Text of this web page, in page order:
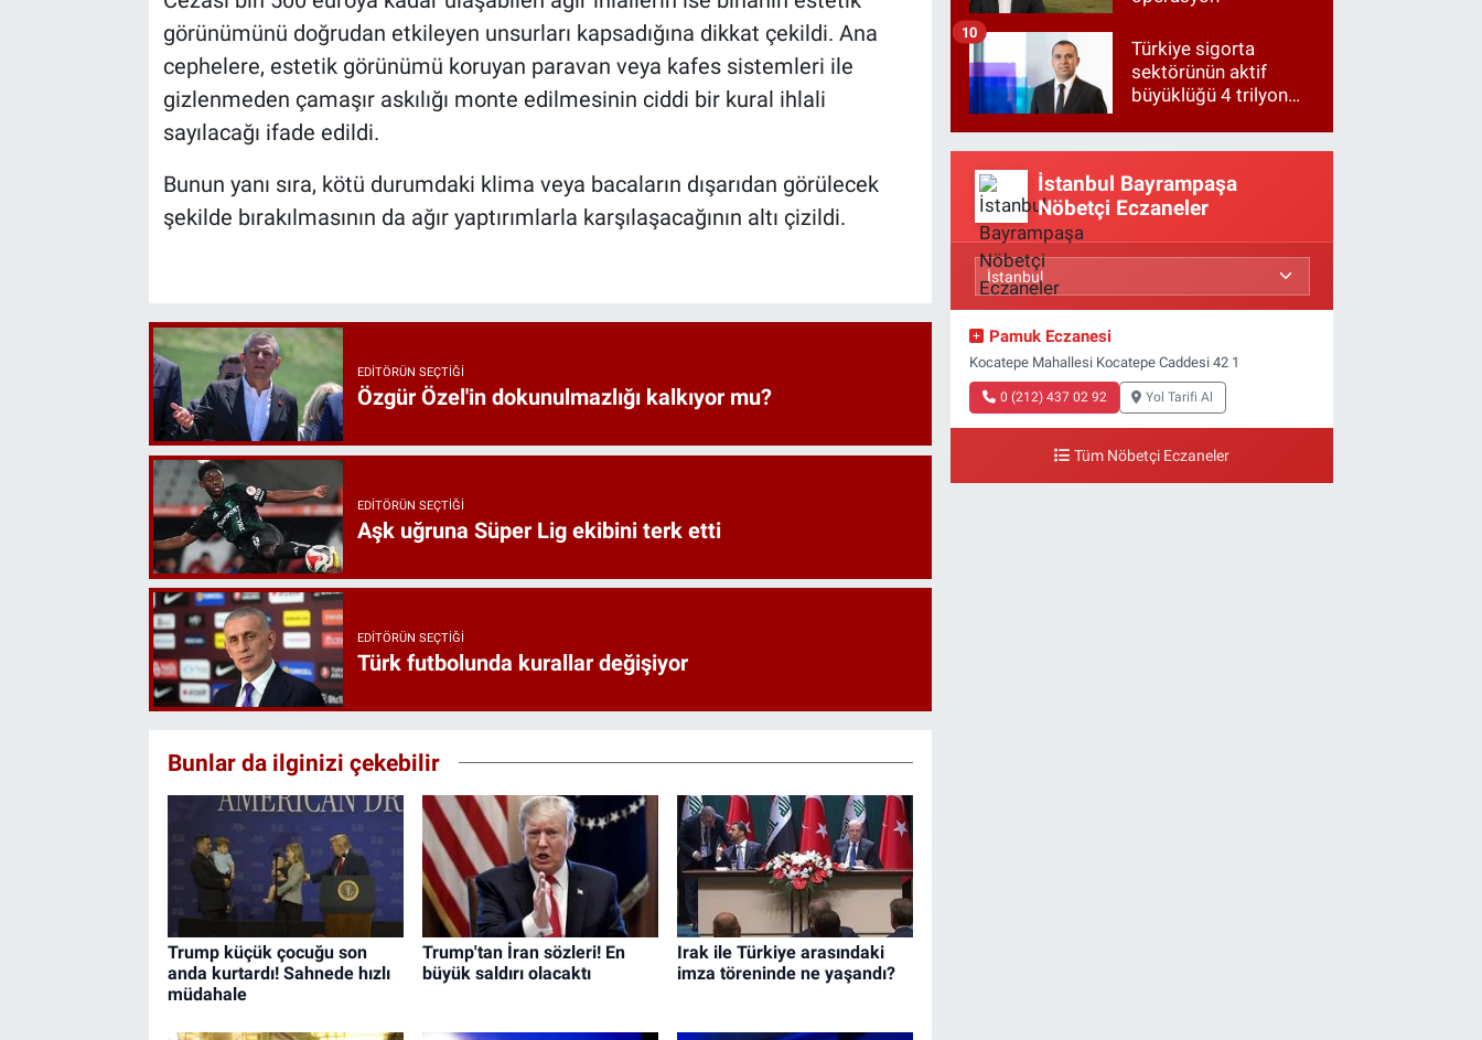
görünümünü doğrudan etkileyen unsurları kapsadığına dikkat çekildi. Ana
cephelere, estetik görünümü koruyan paravan veya kafes sistemleri ile
gizlenmeden çamaşır askılığı monte edilmesinin ciddi bir kural ihlali
sayılacağı ifade edildi.
Bunun yanı sıra, kötü durumdaki klima veya bacaların dışarıdan görülecek
şekilde bırakılmasının da ağır yaptırımlarla karşılaşacağının altı çizildi.
EDITÖRÜN SEÇTIĞI
Özgür Özel'in dokunulmazlığı kalkıyor mu?
EDITÖRÜN SEÇTIĞI
Aşk uğruna Süper Lig ekibini terk etti
EDITÖRÜN SEÇTIĞI
Türk futbolunda kurallar değişiyor
Bunlar da ilginizi çekebilir
Trump küçük çocuğu son
anda kurtardı! Sahnede hızlı
müdahale
Trump'tan İran sözleri! En
büyük saldırı olacaktı
Irak ile Türkiye arasındaki
imza töreninde ne yaşandı?
Türkiye sigorta
sektörünün aktif
büyüklüğü 4 trilyon
10
İstanbul Bayrampaşa
Nöbetçi Eczaneler
Pamuk Eczanesi
Kocatepe Mahallesi Kocatepe Caddesi 42 1
0 (212) 437 02 92 Yol Tarifi Al
Tüm Nöbetçi Eczaneler